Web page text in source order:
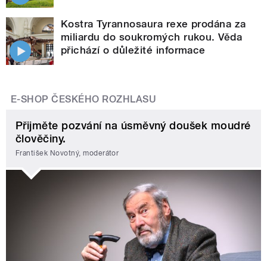
Kostra Tyrannosaura rexe prodána za
miliardu do soukromých rukou. Věda
přichází o důležité informace
E-SHOP ČESKÉHO ROZHLASU
Přijměte pozvání na úsměvný doušek moudré
člověčiny.
František Novotný, moderátor